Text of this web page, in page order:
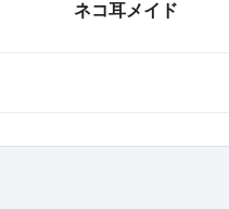
ネコ耳メイド